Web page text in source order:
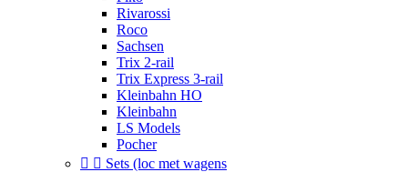
Rivarossi
Roco
Sachsen
Trix 2-rail
Trix Express 3-rail
Kleinbahn HO
Kleinbahn
LS Models
Pocher
  Sets (loc met wagens